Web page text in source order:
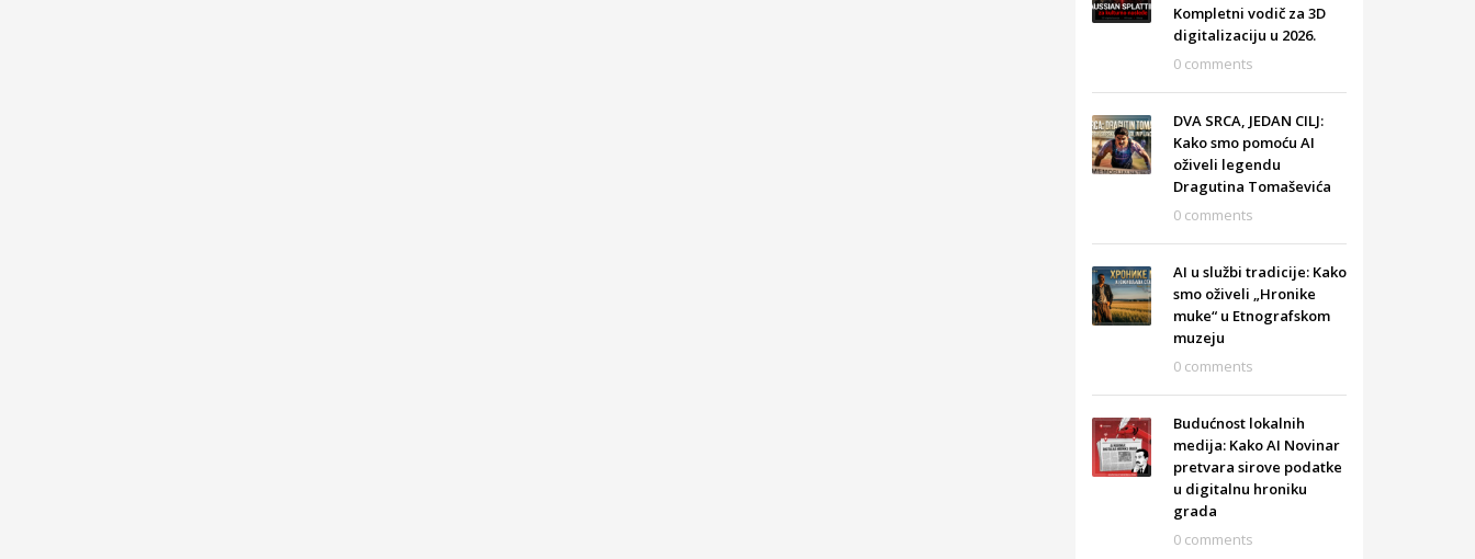
Kompletni vodič za 3D
digitalizaciju u 2026.
0 comments
DVA SRCA, JEDAN CILJ:
Kako smo pomoću AI
oživeli legendu
Dragutina Tomaševića
0 comments
AI u službi tradicije: Kako
smo oživeli „Hronike
muke“ u Etnografskom
muzeju
0 comments
Budućnost lokalnih
medija: Kako AI Novinar
pretvara sirove podatke
u digitalnu hroniku
grada
0 comments